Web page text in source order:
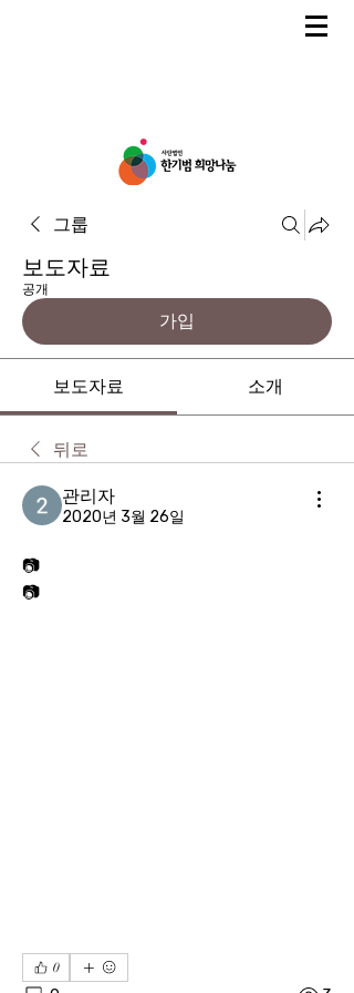
그룹
보도자료
공개
가입
보도자료 소개
뒤로
관리자
2020년 3월 26일
📷
📷
0